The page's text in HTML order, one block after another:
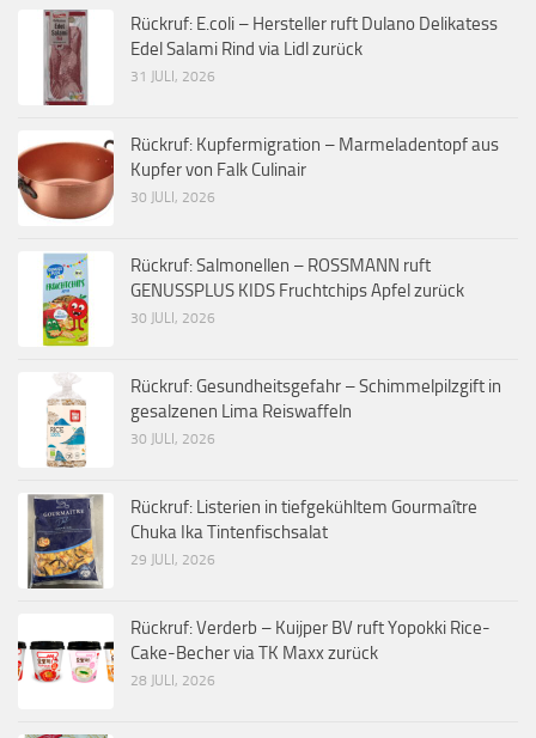
Rückruf: E.coli – Hersteller ruft Dulano Delikatess
Edel Salami Rind via Lidl zurück
31 JULI, 2026
Rückruf: Kupfermigration – Marmeladentopf aus
Kupfer von Falk Culinair
30 JULI, 2026
Rückruf: Salmonellen – ROSSMANN ruft
GENUSSPLUS KIDS Fruchtchips Apfel zurück
30 JULI, 2026
Rückruf: Gesundheitsgefahr – Schimmelpilzgift in
gesalzenen Lima Reiswaffeln
30 JULI, 2026
Rückruf: Listerien in tiefgekühltem Gourmaître
Chuka Ika Tintenfischsalat
29 JULI, 2026
Rückruf: Verderb – Kuijper BV ruft Yopokki Rice-
Cake-Becher via TK Maxx zurück
28 JULI, 2026